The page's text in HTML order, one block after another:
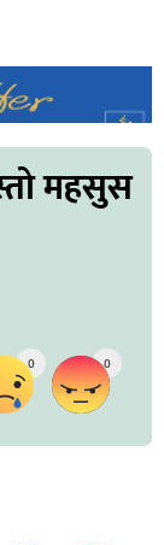
महसुस
0 0